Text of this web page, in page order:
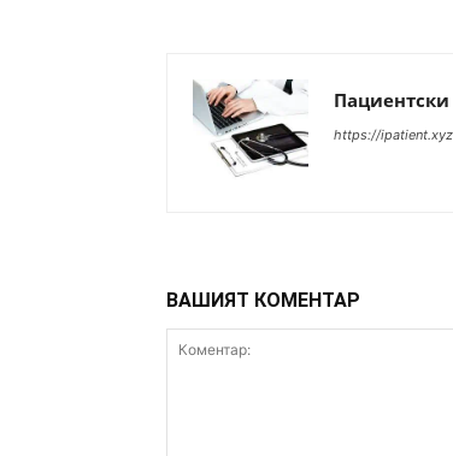
https://ipatient.xyz
ВАШИЯТ КОМЕНТАР